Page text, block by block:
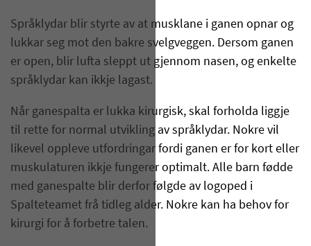
Språklydar blir styrte av at musklane i ganen opnar og
lukkar seg mot den bakre svelgveggen. Dersom ganen
er open, blir lufta sleppt ut gjennom nasen, og enkelte
språklydar kan ikkje lagast.
Når ganespalta er lukka kirurgisk, skal forholda liggje
til rette for normal utvikling av språklydar. Nokre vil
likevel oppleve utfordringar fordi ganen er for kort eller
muskulaturen ikkje fungerer optimalt. Alle barn fødde
med ganespalte blir derfor følgde av logoped i
Spalteteamet frå tidleg alder. Nokre kan ha behov for
kirurgi for å forbetre talen.